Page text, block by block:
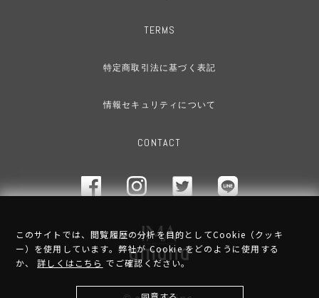
このサイトでは、閲覧履歴の分析を目的としてCookie（クッキ
ー）を使用しています。弊社が Cookie をどのように使用する
か、詳しくはこちら でご確認ください。
TERMS
特定商取引法に基づく表記
情報セキュリティについて
CONTACT